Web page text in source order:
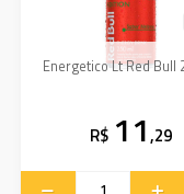
Energetico Lt Red Bull
R$ 11,29